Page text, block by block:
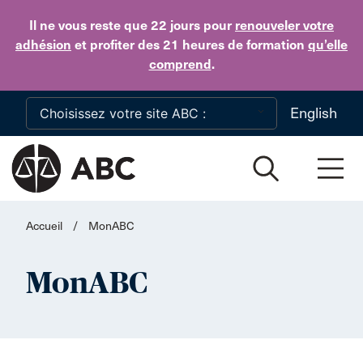
Il ne vous reste que 22 jours pour renouveler votre
adhésion et profiter des 21 heures de formation qu’elle
comprend.
Skip to main content
English
Accueil / MonABC
MonABC